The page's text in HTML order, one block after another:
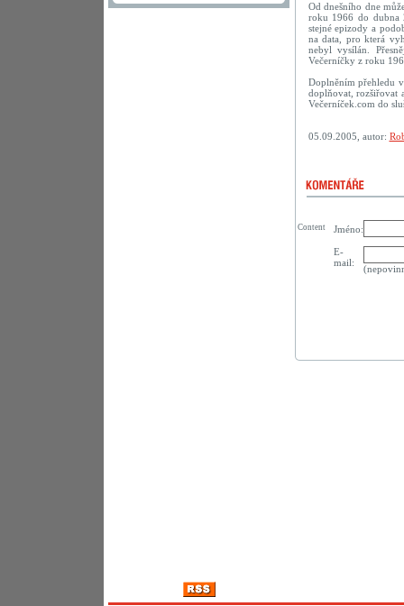
Od dnešního dne
roku 1966 do dubna
stejné epizody a
na data, pro která
nebyl vysílán.
Večerníčky z roku
Doplněním přehledu
doplňovat, rozšiřovat
Večerníček.com do
05.09.2005, autor:
Jméno:
E-
mail:
Content